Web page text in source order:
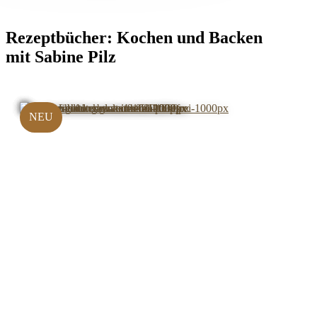
Rezeptbücher: Kochen und Backen
mit Sabine Pilz
NEU